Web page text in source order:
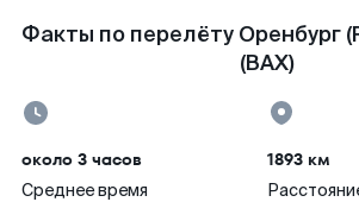
Факты по перелёту Оренбург
(BAX)
около 3 часов
Среднее время
1893 км